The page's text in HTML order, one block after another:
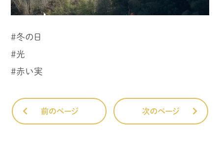
#冬の日
#光
#赤い実
前のページ 次のページ